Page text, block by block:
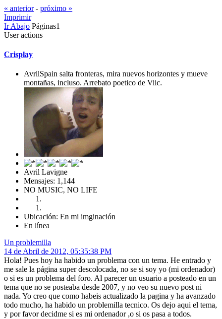
« anterior- próximo »
Imprimir
Ir Abajo Páginas1
User actions
Crisplay
AvrilSpain salta fronteras, mira nuevos horizontes y mueve
montañas, incluso. Arrebato poetico de Viic.
Avril Lavigne
Mensajes: 1,144
NO MUSIC, NO LIFE
Ubicación: En mi imginación
En línea
Un problemilla
14 de Abril de 2012, 05:35:38 PM
Hola! Pues hoy ha habido un problema con un tema. He entrado y
me sale la página super descolocada, no se si soy yo (mi ordenador)
o si es un problema del foro. Al parecer un usuario a posteado en un
tema que no se posteaba desde 2007, y no veo su nuevo post ni
nada. Yo creo que como habeis actualizado la pagina y ha avanzado
todo mucho, ha habido un problemilla tecnico. Os dejo aqui el tema,
y por favor decidme si es mi ordenador ,o si os pasa a todos.